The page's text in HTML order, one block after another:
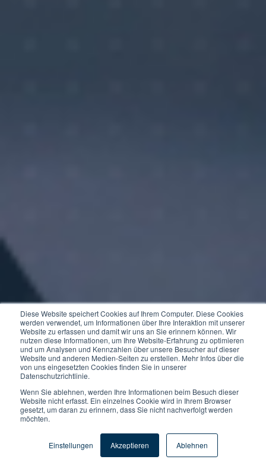
Diese Website speichert Cookies auf Ihrem Computer. Diese Cookies
werden verwendet, um Informationen über Ihre Interaktion mit unserer
Website zu erfassen und damit wir uns an Sie erinnern können. Wir
nutzen diese Informationen, um Ihre Website-Erfahrung zu optimieren
und um Analysen und Kennzahlen über unsere Besucher auf dieser
Website und anderen Medien-Seiten zu erstellen. Mehr Infos über die
von uns eingesetzten Cookies finden Sie in unserer
Datenschutzrichtlinie.
Wenn Sie ablehnen, werden Ihre Informationen beim Besuch dieser
Website nicht erfasst. Ein einzelnes Cookie wird in Ihrem Browser
gesetzt, um daran zu erinnern, dass Sie nicht nachverfolgt werden
möchten.
Einstellungen Akzeptieren Ablehnen